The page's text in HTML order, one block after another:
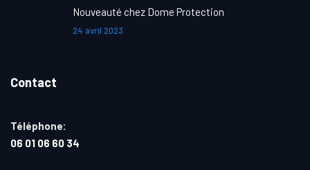
Nouveauté chez Dome Protection
24 avril 2023
Contact
Téléphone:
06 01 06 60 34